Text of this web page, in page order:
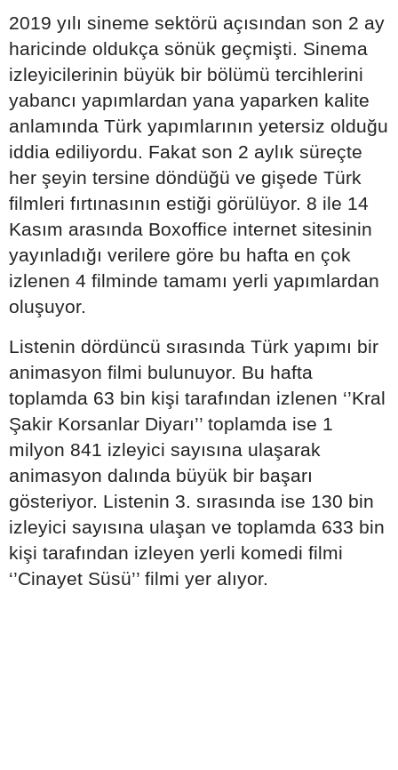
2019 yılı sineme sektörü açısından son 2 ay
haricinde oldukça sönük geçmişti. Sinema
izleyicilerinin büyük bir bölümü tercihlerini
yabancı yapımlardan yana yaparken kalite
anlamında Türk yapımlarının yetersiz olduğu
iddia ediliyordu. Fakat son 2 aylık süreçte
her şeyin tersine döndüğü ve gişede Türk
filmleri fırtınasının estiği görülüyor. 8 ile 14
Kasım arasında Boxoffice internet sitesinin
yayınladığı verilere göre bu hafta en çok
izlenen 4 filminde tamamı yerli yapımlardan
oluşuyor.
Listenin dördüncü sırasında Türk yapımı bir
animasyon filmi bulunuyor. Bu hafta
toplamda 63 bin kişi tarafından izlenen ‘’Kral
Şakir Korsanlar Diyarı’’ toplamda ise 1
milyon 841 izleyici sayısına ulaşarak
animasyon dalında büyük bir başarı
gösteriyor. Listenin 3. sırasında ise 130 bin
izleyici sayısına ulaşan ve toplamda 633 bin
kişi tarafından izleyen yerli komedi filmi
‘’Cinayet Süsü’’ filmi yer alıyor.